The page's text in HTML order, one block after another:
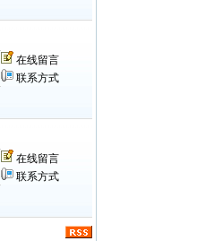
在线留言
联系方式
在线留言
联系方式